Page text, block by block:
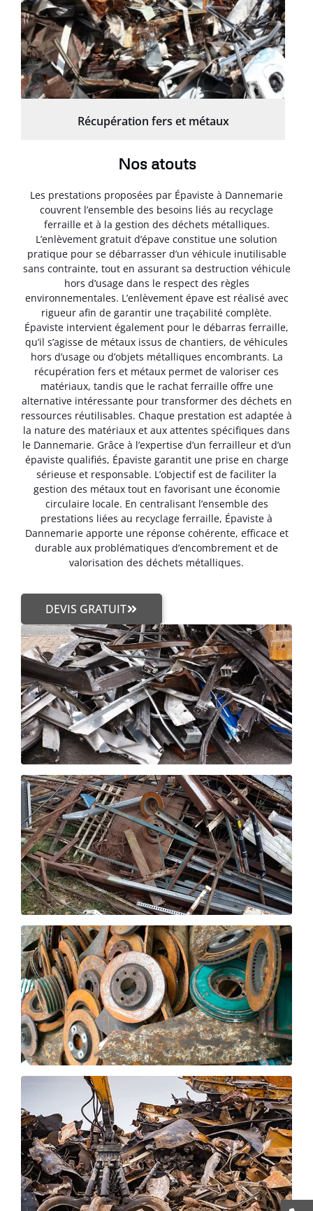
Récupération fers et métaux
Nos atouts
Les prestations proposées par Épaviste à Dannemarie
couvrent l’ensemble des besoins liés au recyclage
ferraille et à la gestion des déchets métalliques.
L’enlèvement gratuit d’épave constitue une solution
pratique pour se débarrasser d’un véhicule inutilisable
sans contrainte, tout en assurant sa destruction véhicule
hors d’usage dans le respect des règles
environnementales. L’enlèvement épave est réalisé avec
rigueur afin de garantir une traçabilité complète.
Épaviste intervient également pour le débarras ferraille,
qu’il s’agisse de métaux issus de chantiers, de véhicules
hors d’usage ou d’objets métalliques encombrants. La
récupération fers et métaux permet de valoriser ces
matériaux, tandis que le rachat ferraille offre une
alternative intéressante pour transformer des déchets en
ressources réutilisables. Chaque prestation est adaptée à
la nature des matériaux et aux attentes spécifiques dans
le Dannemarie. Grâce à l’expertise d’un ferrailleur et d’un
épaviste qualifiés, Épaviste garantit une prise en charge
sérieuse et responsable. L’objectif est de faciliter la
gestion des métaux tout en favorisant une économie
circulaire locale. En centralisant l’ensemble des
prestations liées au recyclage ferraille, Épaviste à
Dannemarie apporte une réponse cohérente, efficace et
durable aux problématiques d’encombrement et de
valorisation des déchets métalliques.
DEVIS GRATUIT